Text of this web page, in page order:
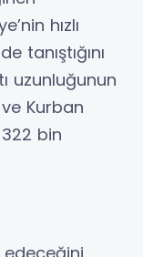
hızlı
tanıştığını
uzunluğunun
Kurban
bin